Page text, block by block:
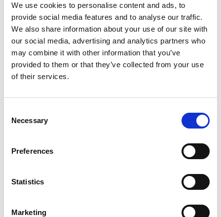
We use cookies to personalise content and ads, to
provide social media features and to analyse our traffic.
We also share information about your use of our site with
our social media, advertising and analytics partners who
may combine it with other information that you’ve
provided to them or that they’ve collected from your use
of their services.
Selection
Necessary
Preferences
Statistics
Marketing
7 Agosto 2026
Nel primo semestre è aumentata fortemente la
costruzione di nuove abitazioni
Repubblica Ceca
La Škoda avvia la produzione del suo SUV Peaq